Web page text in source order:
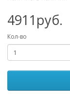
4911руб.
Кол-во